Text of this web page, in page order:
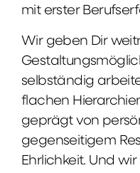
mit erster
Wir geben Dir
selbständig
flachen
geprägt von
gegenseitigem
Ehrlichkeit. Und